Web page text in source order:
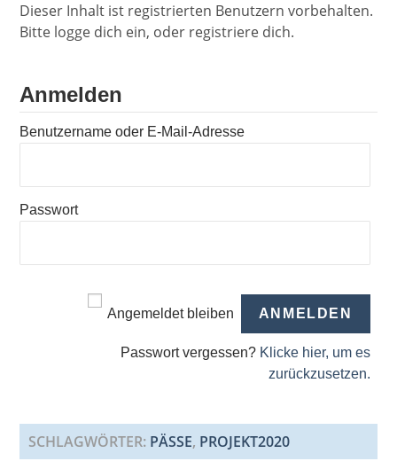
Dieser Inhalt ist registrierten Benutzern vorbehalten.
Bitte logge dich ein, oder registriere dich.
Anmelden
Benutzername oder E-Mail-Adresse
Passwort
Angemeldet bleiben
Passwort vergessen? Klicke hier, um es
zurückzusetzen.
SCHLAGWÖRTER: PÄSSE, PROJEKT2020